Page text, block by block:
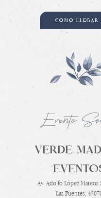
CÓMO LLEGAR
Evento
VERDE
Av. Adolfo López Mateos
Las Fuentes,